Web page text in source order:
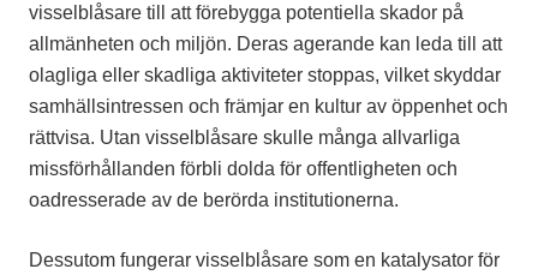
visselblåsare till att förebygga potentiella skador på
allmänheten och miljön. Deras agerande kan leda till att
olagliga eller skadliga aktiviteter stoppas, vilket skyddar
samhällsintressen och främjar en kultur av öppenhet och
rättvisa. Utan visselblåsare skulle många allvarliga
missförhållanden förbli dolda för offentligheten och
oadresserade av de berörda institutionerna.
Dessutom fungerar visselblåsare som en katalysator för